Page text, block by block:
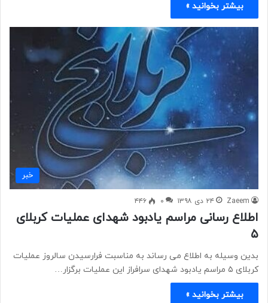
بیشتر بخوانید »
خبر
Zaeem ۲۴ دی ۱۳۹۸ ۰ ۴۴۶
اطلاع رسانی مراسم یادبود شهدای عملیات کربلای
۵
بدین وسیله به اطلاع می رساند به مناسبت فرارسیدن سالروز عملیات
کربلای ۵ مراسم یادبود شهدای سرافراز این عملیات برگزار…
بیشتر بخوانید »